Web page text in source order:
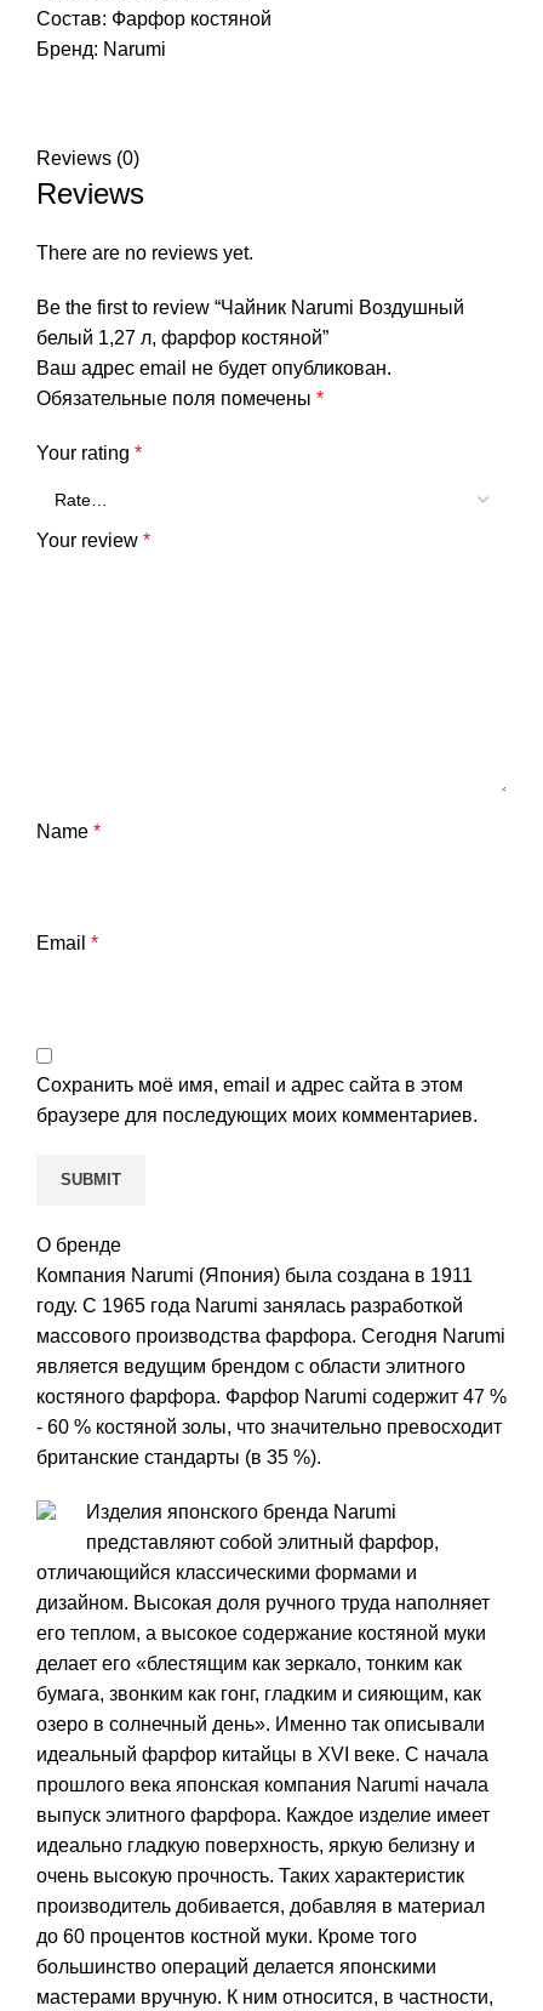
Состав: Фарфор костяной
Бренд: Narumi
Reviews (0)
Reviews
There are no reviews yet.
Be the first to review “Чайник Narumi Воздушный
белый 1,27 л, фарфор костяной”
Ваш адрес email не будет опубликован.
Обязательные поля помечены *
Your rating *
Your review *
Name *
Email *
Сохранить моё имя, email и адрес сайта в этом
браузере для последующих моих комментариев.
О бренде
Компания Narumi (Япония) была создана в 1911
году. С 1965 года Narumi занялась разработкой
массового производства фарфора. Сегодня Narumi
является ведущим брендом с области элитного
костяного фарфора. Фарфор Narumi содержит 47 %
- 60 % костяной золы, что значительно превосходит
британские стандарты (в 35 %).
Изделия японского бренда Narumi
представляют собой элитный фарфор,
отличающийся классическими формами и
дизайном. Высокая доля ручного труда наполняет
его теплом, а высокое содержание костяной муки
делает его «блестящим как зеркало, тонким как
бумага, звонким как гонг, гладким и сияющим, как
озеро в солнечный день». Именно так описывали
идеальный фарфор китайцы в XVI веке. С начала
прошлого века японская компания Narumi начала
выпуск элитного фарфора. Каждое изделие имеет
идеально гладкую поверхность, яркую белизну и
очень высокую прочность. Таких характеристик
производитель добивается, добавляя в материал
до 60 процентов костной муки. Кроме того
большинство операций делается японскими
мастерами вручную. К ним относится, в частности,